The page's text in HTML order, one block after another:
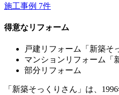
施工事例 7件
得意なリフォーム
戸建リフォーム「新築そ
マンションリフォーム「
部分リフォーム
「新築そっくりさん」は、